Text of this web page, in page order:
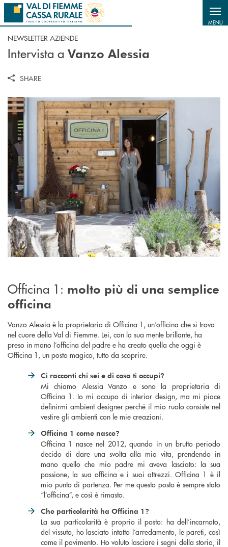
Salta al contenuto principale
MENU
NEWSLETTER AZIENDE
Intervista a Vanzo Alessia
SHARE
Officina 1: molto più di una semplice
officina
Vanzo Alessia è la proprietaria di Officina 1, un’officina che si trova
nel cuore della Val di Fiemme. Lei, con la sua mente brillante, ha
preso in mano l’officina del padre e ha creato quella che oggi è
Officina 1, un posto magico, tutto da scoprire.
Ci racconti chi sei e di cosa ti occupi?
Mi chiamo Alessia Vanzo e sono la proprietaria di
Officina 1. Io mi occupo di interior design, ma mi piace
definirmi ambient designer perché il mio ruolo consiste nel
vestire gli ambienti con le mie creazioni.
Officina 1 come nasce?
Officina 1 nasce nel 2012, quando in un brutto periodo
decido di dare una svolta alla mia vita, prendendo in
mano quello che mio padre mi aveva lasciato: la sua
passione, la sua officina e i suoi attrezzi. Officina 1 è il
mio punto di partenza. Per me questo posto è sempre stato
“l’officina”, e così è rimasto.
Che particolarità ha Officina 1?
La sua particolarità è proprio il posto: ha dell’incarnato,
del vissuto, ho lasciato intatto l’arredamento, le pareti, così
come il pavimento. Ho voluto lasciare i segni della storia, il